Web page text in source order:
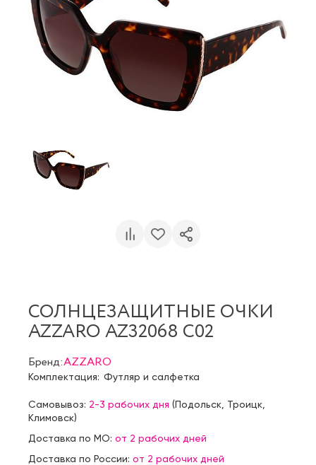
СОЛНЦЕЗАЩИТНЫЕ ОЧКИ
AZZARO AZ32068 C02
Бренд:AZZARO
Комплектация: Футляр и салфетка
Самовывоз: 2-3 рабочих дня (Подольск Троицк
Климовск)
Доставка по МО: от 2 рабочих дней
Доставка по России: от 2 рабочих дней